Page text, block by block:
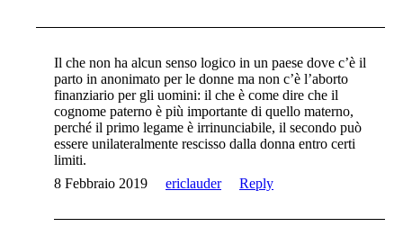
Il che non ha alcun senso logico in un paese dove c’è il
parto in anonimato per le donne ma non c’è l’aborto
finanziario per gli uomini: il che è come dire che il
cognome paterno è più importante di quello materno,
perché il primo legame è irrinunciabile, il secondo può
essere unilateralmente rescisso dalla donna entro certi
limiti.
8 Febbraio 2019
ericlauder Reply